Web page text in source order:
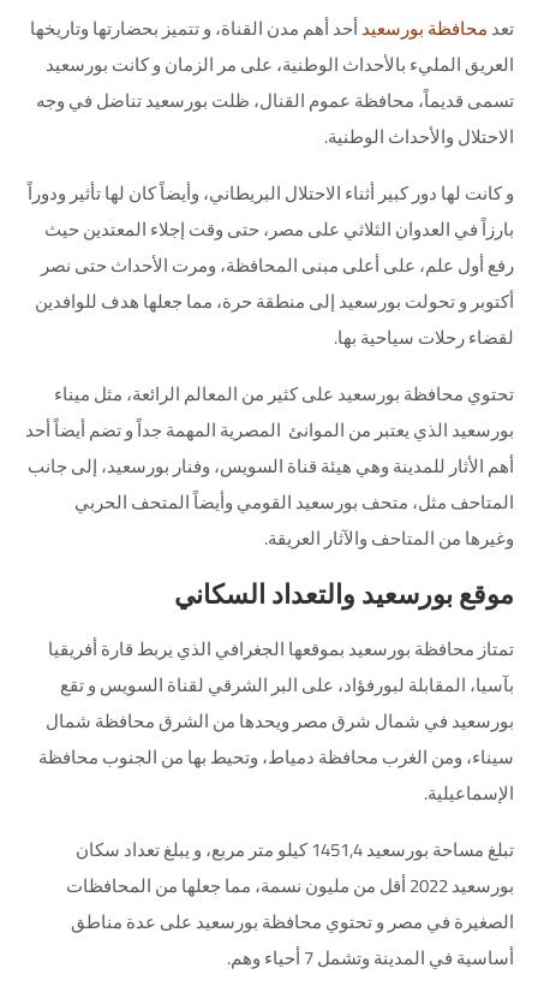
تعدمحافظة بورسعيدأحد أهم مدن القناة، و تتميز بحضارتها وتاريخها
العريق المليء بالأحداث الوطنية، على مر الزمان وكانت بورسعيد
تسمى قديماً، محافظة عموم القنال، ظلت بورسعيد تناضل في وجه
الاحتلال والأحداث الوطنية.
و كانت لها دور كبير أثناء الاحتلال البريطاني، وأيضاً كان لها تأثير ودوراً
بارزاً في العدوان الثلاثي على مصر، حتى وقت إجلاء المعتدينحيث
رفع أول علم، على أعلى مبنى المحافظة، ومرت الأحداث حتى نصر
أكتوبر وتحولت بورسعيد إلى منطقة حرة، مما جعلها هدف للوافدين
لقضاء رحلات سياحية بها.
تحتوي محافظة بورسعيد على كثير من المعالم الرائعة، مثل ميناء
بورسعيد الذي يعتبر من الموانئ المصرية المهمة جداً وتضم أيضاً أحد
أهم الأثار للمدينة وهي هيئة قناة السويس، وفنار بورسعيد، إلى جانب
المتاحف مثل، متحف بورسعيد القومي وأيضاًالمتحف الحربي
وغيرها من المتاحف والآثار العريقة.
موقع بورسعيد والتعداد السكاني
تمتاز محافظة بورسعيد بموقعها الجغرافي الذي يربط قارة أفريقيا
بآسيا، المقابلة لبورفؤاد، على البر الشرقي لقناة السويس وتقع
بورسعيد في شمال شرق مصر ويحدها من الشرق محافظة شمال
سيناء، ومن الغرب محافظة دمياط، وتحيط بها من الجنوب محافظة
الإسماعيلية.
تبلغ مساحة بورسعيد 1451,4 كيلو متر مربع، و يبلغ تعداد سكان
بورسعيد 2022 أقل من مليون نسمة، مما جعلها من المحافظات
الصغيرة في مصر وتحتوي محافظة بورسعيد على عدة مناطق
أساسية في المدينة وتشمل 7 أحياء وهم.